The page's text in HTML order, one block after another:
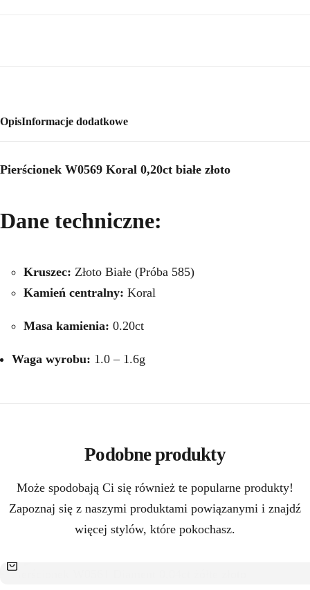
OpisInformacje dodatkowe
Pierścionek W0569 Koral 0,20ct białe złoto
Dane techniczne:
Kruszec: Złoto Białe (Próba 585)
Kamień centralny: Koral
Masa kamienia: 0.20ct
Waga wyrobu: 1.0 – 1.6g
Podobne produkty
Może spodobają Ci się również te popularne produkty!
Zapoznaj się z naszymi produktami powiązanymi i znajdź
więcej stylów, które pokochasz.